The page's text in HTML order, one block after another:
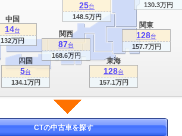
関東
128台
157.7万円
関西
87台
168.6万円
東海
128台
157.1万円
130.3万円
25台
148.5万円
中国
14台
132万円
四国
5台
134.1万円
CTの中古車を探す